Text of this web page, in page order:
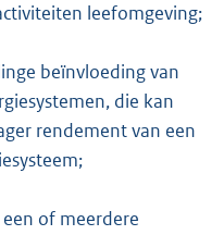
leefomgeving;
beïnvloeding van
die kan
rendement van een
een of meerdere